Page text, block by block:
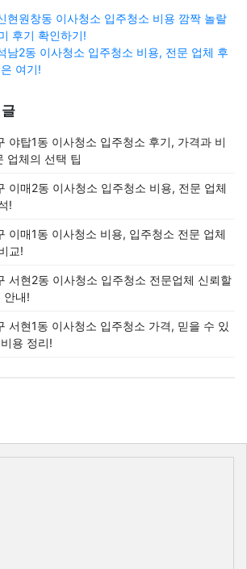
현원창동 이사청소 입주청소 비용 깜짝 놀랄
후기 확인하기!
남2동 이사청소 입주청소 비용, 전문 업체 후
여기!
야탑1동 이사청소 입주청소 후기, 가격과 비
업체의 선택 팁
이매2동 이사청소 입주청소 비용, 전문 업체
!
이매1동 이사청소 비용, 입주청소 전문 업체
교!
서현2동 이사청소 입주청소 전문업체 신뢰할
안내!
서현1동 이사청소 입주청소 가격, 믿을 수 있
용 정리!